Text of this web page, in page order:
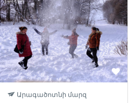
Արագածոտնի մարզ